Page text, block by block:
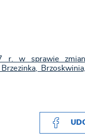
r. w sprawie